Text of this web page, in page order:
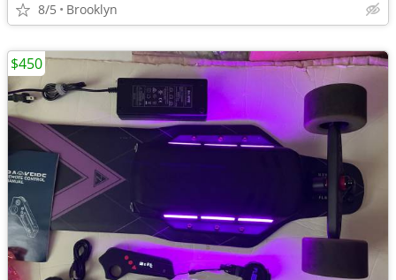
8/5 Brooklyn
$450